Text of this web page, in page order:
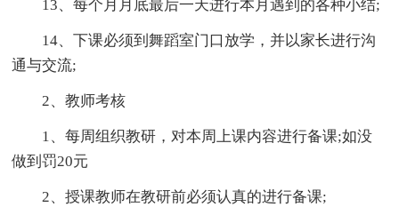
13、每个月月底最后一天进行本月遇到的各种小结;
14、下课必须到舞蹈室门口放学，并以家长进行沟
通与交流;
2、教师考核
1、每周组织教研，对本周上课内容进行备课;如没
做到罚20元
2、授课教师在教研前必须认真的进行备课;